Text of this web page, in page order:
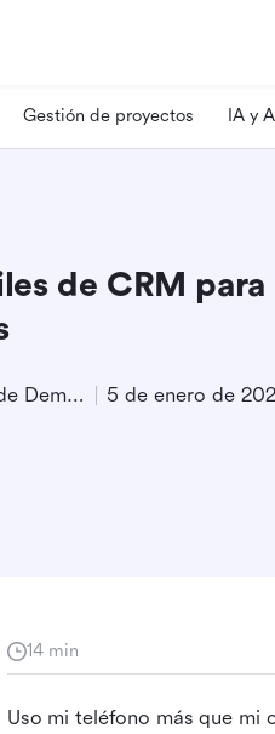
Gestión de proyectos IA y
de CRM para
Especialista en Generación de Demanda de Producto 5 de enero de
14 min
Uso mi teléfono más que mi